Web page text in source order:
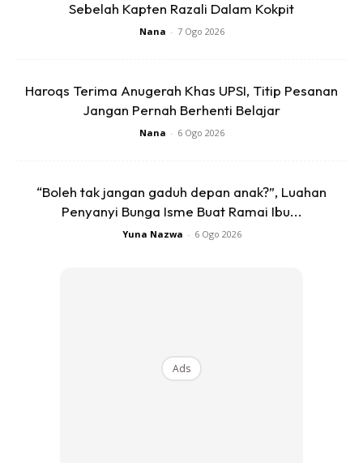
Sebelah Kapten Razali Dalam Kokpit
Nana - 7 Ogo 2026
Haroqs Terima Anugerah Khas UPSI, Titip Pesanan
Jangan Pernah Berhenti Belajar
Nana - 6 Ogo 2026
“Boleh tak jangan gaduh depan anak?”, Luahan
Penyanyi Bunga Isme Buat Ramai Ibu...
Yuna Nazwa - 6 Ogo 2026
Ads